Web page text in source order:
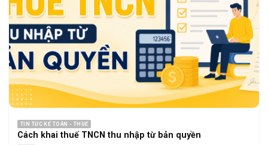
TIN TỨC KẾ TOÁN - THUẾ
Cách khai thuế TNCN thu nhập từ bản quyền